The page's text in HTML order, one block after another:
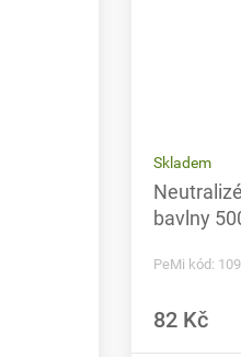
Skladem
bavlny
PeMi kód:
82 Kč